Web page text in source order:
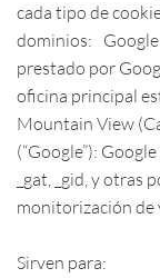
cada tipo de
dominios: Google
prestado por
oficina principal
Mountain View
(“Google”):
_gat, _gid, y otras
monitorización de
Sirven para: